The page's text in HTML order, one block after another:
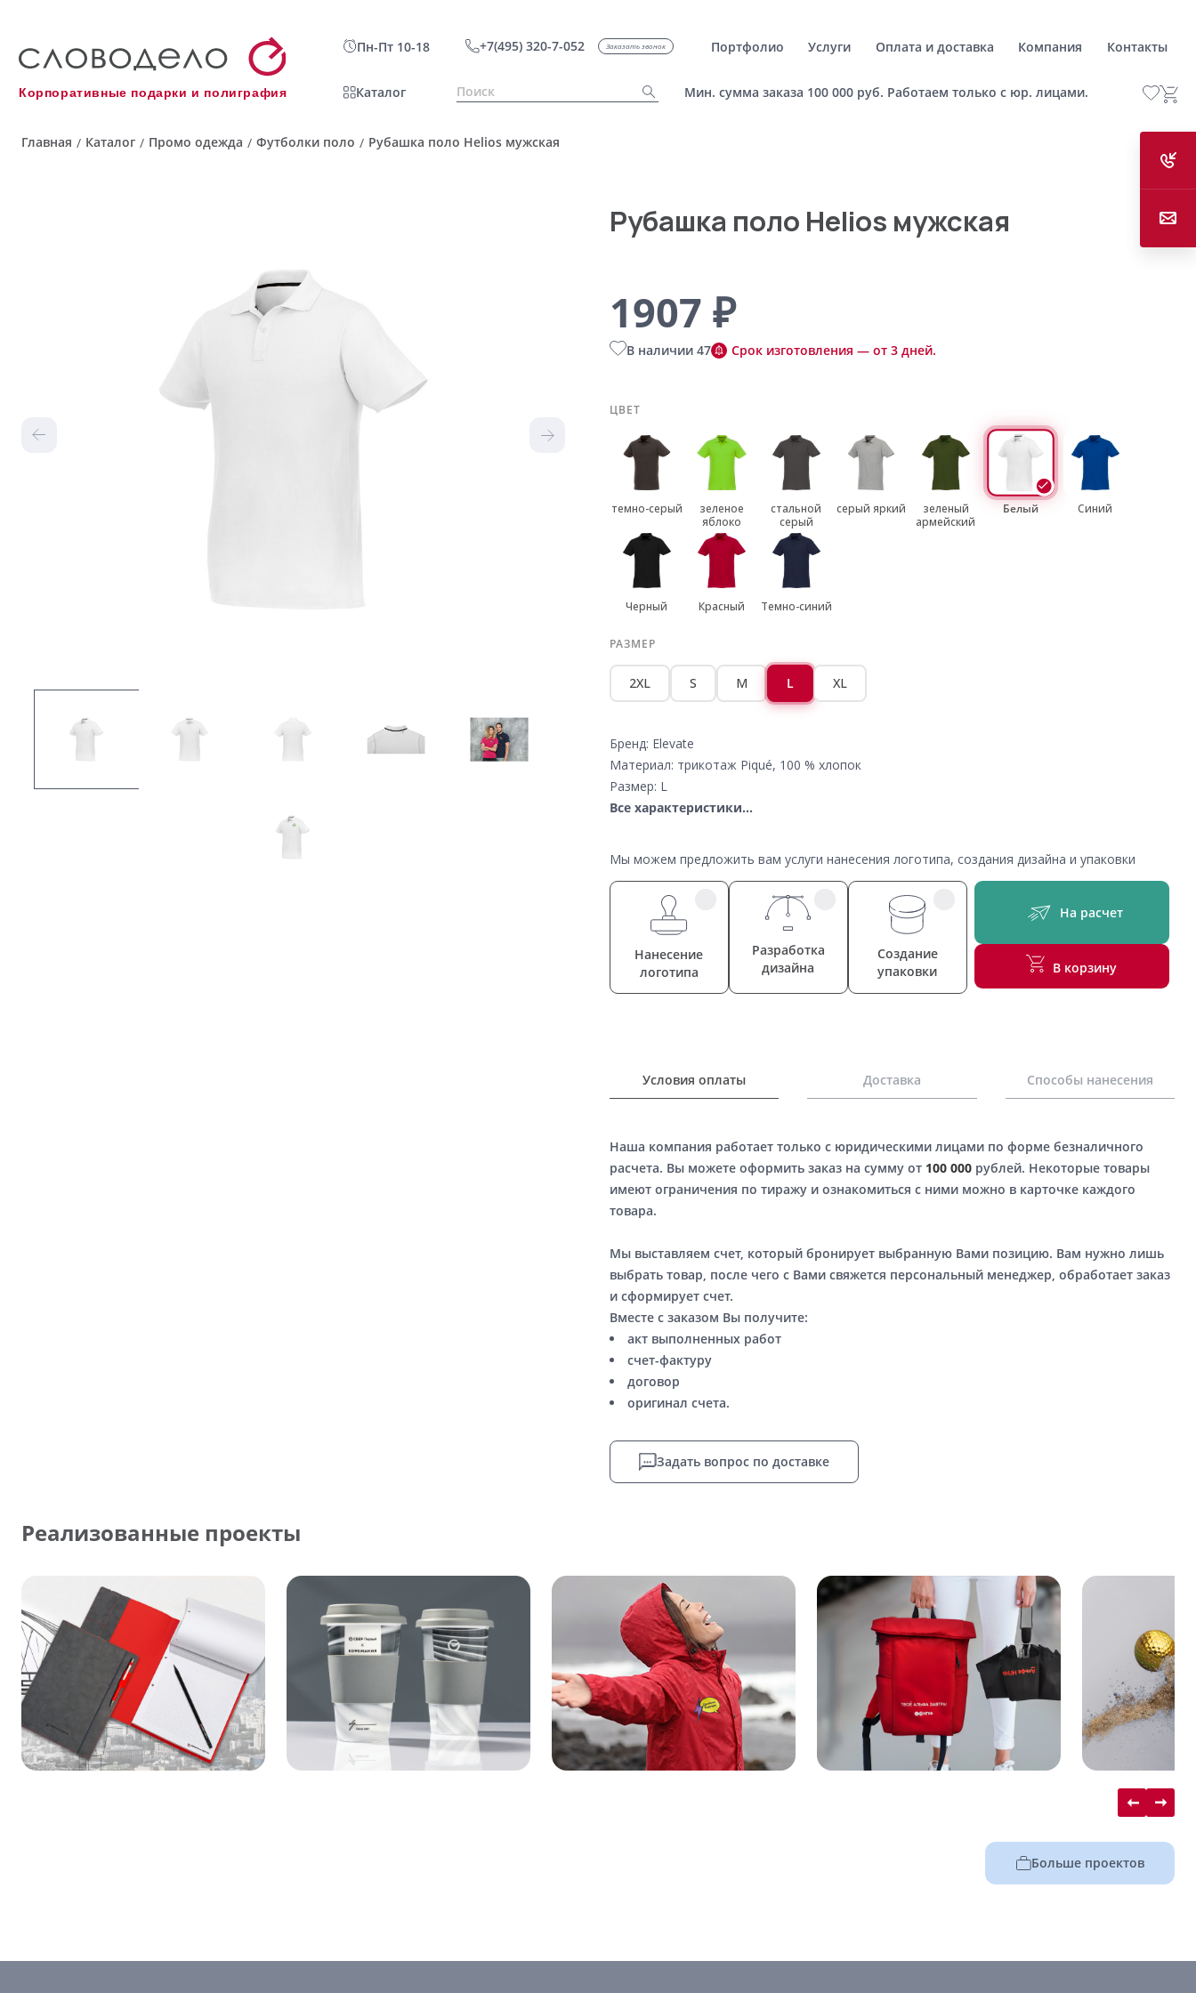
Корпоративные подарки и полиграфия
Пн-Пт 10-18 +7(495) 320-7-052 Заказать звонок Портфолио Услуги Оплата и доставка Компания Контакты
Каталог Мин. сумма заказа 100 000 руб. Работаем только с юр. лицами.
Главная / Каталог / Промо одежда / Футболки поло / Рубашка поло Helios мужская
Рубашка поло Helios мужская
1907 ₽
В наличии 47 Срок изготовления — от 3 дней.
ЦВЕТ
темно-серый
зеленое
яблоко
стальной
серый
серый яркий
зеленый
армейский
Белый Синий
Черный Красный Темно-синий
РАЗМЕР
2XL S M L XL
Бренд: Elevate
Материал: трикотаж Piqué, 100 % хлопок
Размер: L
Все характеристики...
Мы можем предложить вам услуги нанесения логотипа, создания дизайна и упаковки
Нанесение
логотипа
Разработка
дизайна
Создание
упаковки
На расчет
В корзину
Условия оплаты Доставка Способы нанесения
Наша компания работает только с юридическими лицами по форме безналичного
расчета. Вы можете оформить заказ на сумму от 100 000рублей. Некоторые товары
имеют ограничения по тиражу и ознакомиться с ними можно в карточке каждого
товара.
Мы выставляем счет, который бронирует выбранную Вами позицию. Вам нужно лишь
выбрать товар, после чего с Вами свяжется персональный менеджер, обработает заказ
и сформирует счет.
Вместе с заказом Вы получите:
акт выполненных работ
счет-фактуру
договор
оригинал счета.
Задать вопрос по доставке
Реализованные проекты
Больше проектов